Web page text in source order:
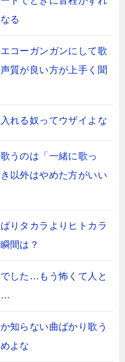
る
コーガンガンにして歌
質が良い方が上手く聞
れる奴ってウザイよな
うのは「一緒に歌っ
以外はやめた方がいい
りタカラよりヒトカラ
間は？
でした…もう怖くて人と
…
知らない曲ばかり歌う
よな